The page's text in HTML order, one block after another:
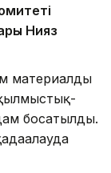
Нияз
материалды
босатылды.